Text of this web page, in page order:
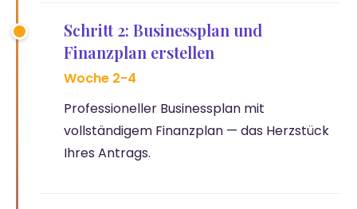
Schritt 2: Businessplan und
Finanzplan erstellen
Woche 2-4
Professioneller Businessplan mit
vollständigem Finanzplan — das Herzstück
Ihres Antrags.